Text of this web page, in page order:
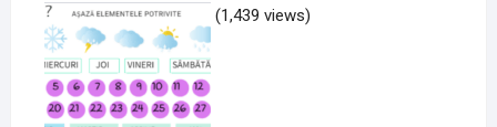
(1,439 views)